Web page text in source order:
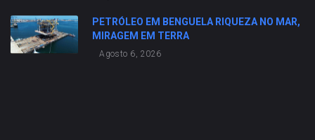
PETRÓLEO EM BENGUELA RIQUEZA NO MAR,
MIRAGEM EM TERRA
Agosto 6, 2026